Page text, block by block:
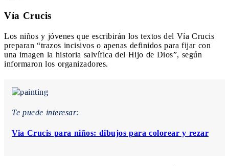
Vía Crucis
Los niños y jóvenes que escribirán los textos del Vía Crucis
preparan “trazos incisivos o apenas definidos para fijar con
una imagen la historia salvífica del Hijo de Dios”, según
informaron los organizadores.
Te puede interesar:
Via Crucis para niños: dibujos para colorear y rezar